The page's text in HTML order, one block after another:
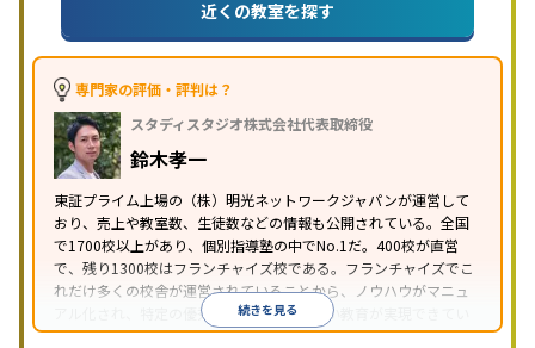
私大対策共通テスト対策
英語・英会話特化
対策その他科目別特化対策
特徴
中高一貫校生に対応
の振替可能
を利用オンライン対応1科目から受講可能
習のみの受講可
り
※2023年3月調査。小学校高学年の個別指導塾アンケート調査方法を参
近くの教室を探す
専門家の評価・評判は？
スタディスタジオ株式会社代表取締役
鈴木孝一
東証プライム上場の（株）明光ネットワークジャパンが運営して
おり、売上や教室数、生徒数などの情報も公開されている。全国
で1700校以上があり、個別指導塾の中でNo.1だ。400校が直営
で、残り1300校はフランチャイズ校である。フランチャイズでこ
れだけ多くの校舎が運営されていることから、ノウハウがマニュ
アル化され、特定の優秀な人材に依存しない教育が実現できてい
ることが推測される。
続きを見る